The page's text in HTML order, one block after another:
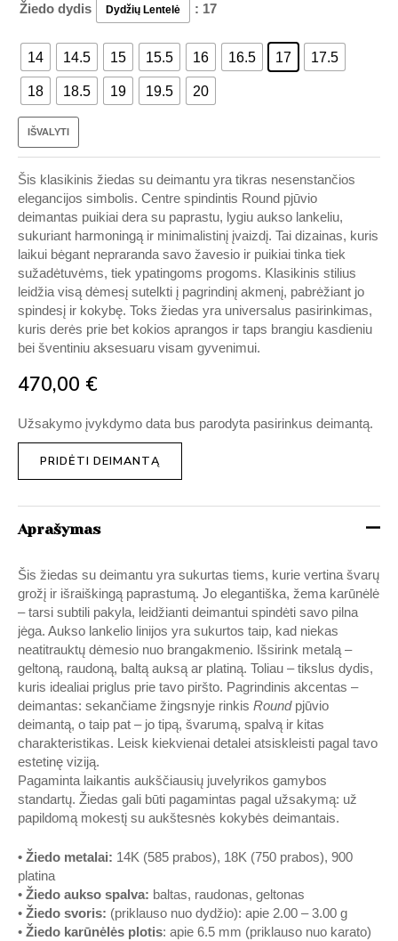
Žiedo dydis Dydžių Lentelė : 17
14 14.5 15 15.5 16 16.5 17 17.5
18 18.5 19 19.5 20
IŠVALYTI
Šis klasikinis žiedas su deimantu yra tikras nesenstančios
elegancijos simbolis. Centre spindintis Round pjūvio
deimantas puikiai dera su paprastu, lygiu aukso lankeliu,
sukuriant harmoningą ir minimalistinį įvaizdį. Tai dizainas, kuris
laikui bėgant nepraranda savo žavesio ir puikiai tinka tiek
sužadėtuvėms, tiek ypatingoms progoms. Klasikinis stilius
leidžia visą dėmesį sutelkti į pagrindinį akmenį, pabrėžiant jo
spindesį ir kokybę. Toks žiedas yra universalus pasirinkimas,
kuris derės prie bet kokios aprangos ir taps brangiu kasdieniu
bei šventiniu aksesuaru visam gyvenimui.
470,00 €
Užsakymo įvykdymo data bus parodyta pasirinkus deimantą.
PRIDĖTI DEIMANTĄ
Aprašymas
Šis žiedas su deimantu yra sukurtas tiems, kurie vertina švarų
grožį ir išraiškingą paprastumą. Jo elegantiška, žema karūnėlė
– tarsi subtili pakyla, leidžianti deimantui spindėti savo pilna
jėga. Aukso lankelio linijos yra sukurtos taip, kad niekas
neatitrauktų dėmesio nuo brangakmenio. Išsirink metalą –
geltoną, raudoną, baltą auksą ar platiną. Toliau – tikslus dydis,
kuris idealiai priglus prie tavo piršto. Pagrindinis akcentas –
deimantas: sekančiame žingsnyje rinkis Roundpjūvio
deimantą, o taip pat – jo tipą, švarumą, spalvą ir kitas
charakteristikas. Leisk kiekvienai detalei atsiskleisti pagal tavo
estetinę viziją.
Pagaminta laikantis aukščiausių juvelyrikos gamybos
standartų. Žiedas gali būti pagamintas pagal užsakymą: už
papildomą mokestį su aukštesnės kokybės deimantais.
• Žiedo metalai: 14K (585 prabos), 18K (750 prabos), 900
platina
• Žiedo aukso spalva: baltas, raudonas, geltonas
• Žiedo svoris: (priklauso nuo dydžio): apie 2.00 – 3.00 g
• Žiedo karūnėlės plotis: apie 6.5 mm (priklauso nuo karato)